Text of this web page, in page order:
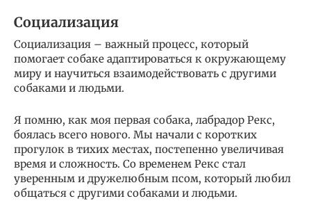
Социализация
Социализация – важный процесс, который
помогает собаке адаптироваться к окружающему
миру и научиться взаимодействовать с другими
собаками и людьми.
Я помню, как моя первая собака, лабрадор Рекс,
боялась всего нового. Мы начали с коротких
прогулок в тихих местах, постепенно увеличивая
время и сложность. Со временем Рекс стал
уверенным и дружелюбным псом, который любил
общаться с другими собаками и людьми.